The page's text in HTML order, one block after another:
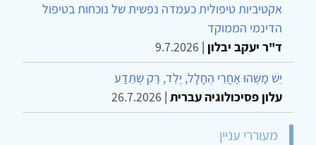
אקטיביות טיפולית כעמדה נפשית של נוכחות בטיפול
הדינמי הממוקד
ד"ר יעקב יבלון |
9.7.2026
יֵשׁ מַשֶּׁהוּ אַחֲרֵי הֶחָלָל, יֶלֶד, רַק שֶׁתֵּדַע
עלון פסיכולוגיה עברית |
26.7.2026
מעוררי עניין